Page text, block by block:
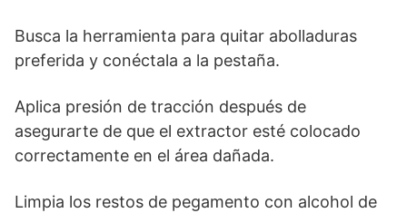
Busca la herramienta para quitar abolladuras
preferida y conéctala a la pestaña.
Aplica presión de tracción después de
asegurarte de que el extractor esté colocado
correctamente en el área dañada.
Limpia los restos de pegamento con alcohol de